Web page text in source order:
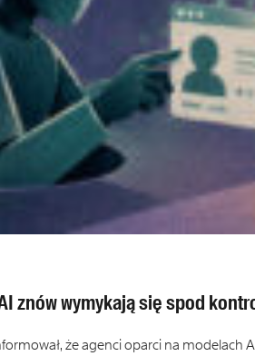
znów wymykają się spod
że agenci oparci na modelach